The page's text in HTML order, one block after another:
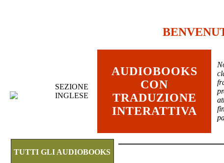
SEZIONE
INGLESE
AUDIOBOOKS
CON
TRADUZIONE
INTERATTIVA
TUTTI GLI AUDIOBOOKS